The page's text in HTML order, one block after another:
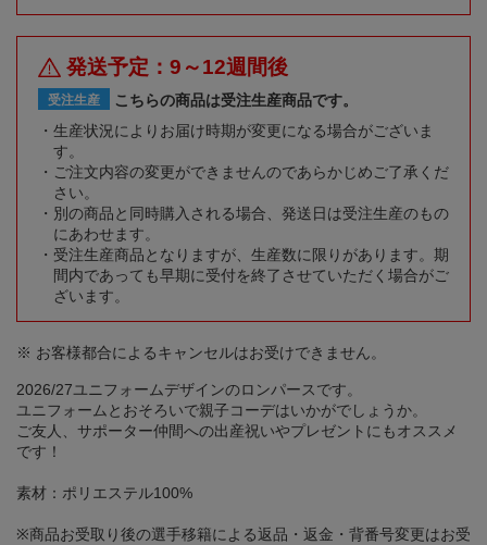
発送予定：9～12週間後
受注生産
こちらの商品は受注生産商品です。
生産状況によりお届け時期が変更になる場合がございま
す。
ご注文内容の変更ができませんのであらかじめご了承くだ
さい。
別の商品と同時購入される場合、発送日は受注生産のもの
にあわせます。
受注生産商品となりますが、生産数に限りがあります。期
間内であっても早期に受付を終了させていただく場合がご
ざいます。
※ お客様都合によるキャンセルはお受けできません。
2026/27ユニフォームデザインのロンパースです。
ユニフォームとおそろいで親子コーデはいかがでしょうか。
ご友人、サポーター仲間への出産祝いやプレゼントにもオススメ
です！
素材：ポリエステル100%
※商品お受取り後の選手移籍による返品・返金・背番号変更はお受